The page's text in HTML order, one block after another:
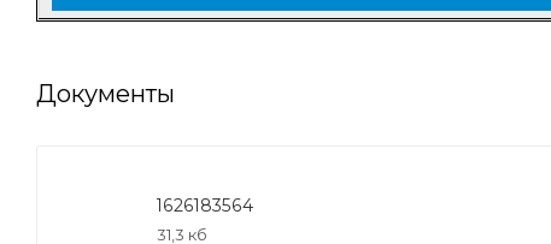
Документы
1626183564
31,3 кб